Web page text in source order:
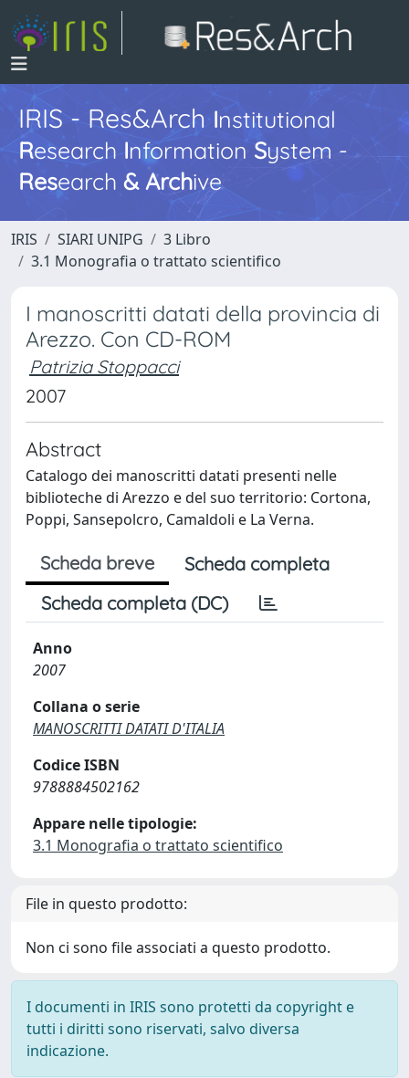
IRIS - Res&ArchInstitutional
Research InformationSystem -
Research & Archive
IRIS SIARI UNIPG
3 Libro
3.1 Monografia o trattato scientifico
I manoscritti datati della provincia di
Arezzo. Con CD-ROM
Patrizia Stoppacci
2007
Abstract
Catalogo dei manoscritti datati presenti nelle
biblioteche di Arezzo e del suo territorio: Cortona,
Poppi, Sansepolcro, Camaldoli e La Verna.
Scheda breve
Scheda completa
Scheda completa (DC)
Anno
2007
Collana o serie
MANOSCRITTI DATATI D'ITALIA
Codice ISBN
9788884502162
Appare nelle tipologie:
3.1 Monografia o trattato scientifico
File in questo prodotto:
Non ci sono file associati a questo prodotto.
I documenti in IRIS sono protetti da copyright e
tutti i diritti sono riservati, salvo diversa
indicazione.